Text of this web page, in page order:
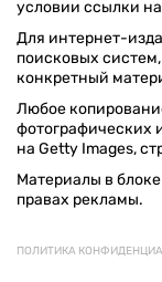
условии ссылки
Для интернет-
поисковых
конкретный
Любое
фотографических
на Getty Images,
Материалы в
правах рекламы.
ПОЛИТИКА
© 1994–2026 «ЗЕРКАЛО